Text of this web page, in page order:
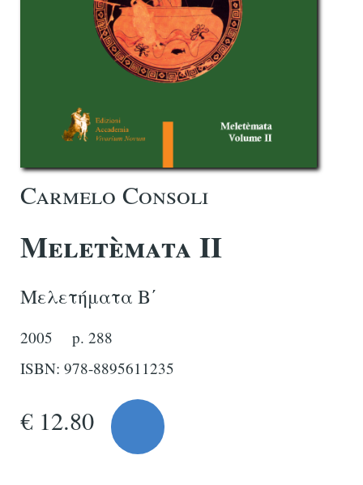
Carmelo Consoli
Meletèmata II
Μελετήματα Βʹ
2005
p. 288
ISBN: 978-8895611235
€ 12.80